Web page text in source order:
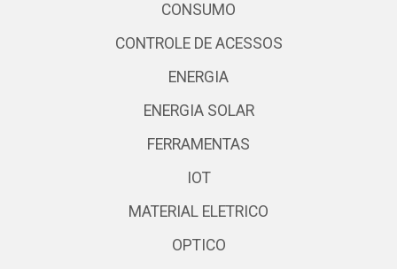
CONSUMO
CONTROLE DE ACESSOS
ENERGIA
ENERGIA SOLAR
FERRAMENTAS
IOT
MATERIAL ELETRICO
OPTICO